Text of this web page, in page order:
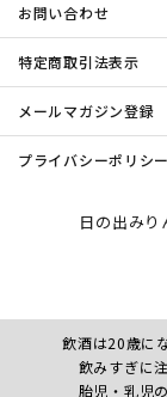
お問い合わせ
特定商取引法表示
メールマガジン登録
プライバシーポリシー
日の出み
飲酒は20歳に
飲みすぎに
胎児・乳児